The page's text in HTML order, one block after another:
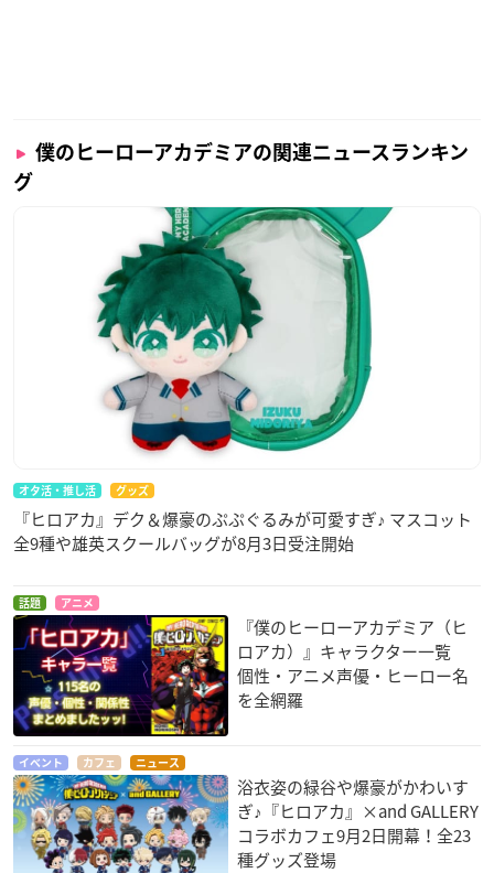
僕のヒーローアカデミアの関連ニュースランキン
グ
オタ活・推し活 グッズ
『ヒロアカ』デク＆爆豪のぷぷぐるみが可愛すぎ♪ マスコット
全9種や雄英スクールバッグが8月3日受注開始
話題 アニメ
『僕のヒーローアカデミア（ヒ
ロアカ）』キャラクター一覧
個性・アニメ声優・ヒーロー名
を全網羅
イベント カフェ ニュース
浴衣姿の緑谷や爆豪がかわいす
ぎ♪『ヒロアカ』×and GALLERY
コラボカフェ9月2日開幕！全23
種グッズ登場